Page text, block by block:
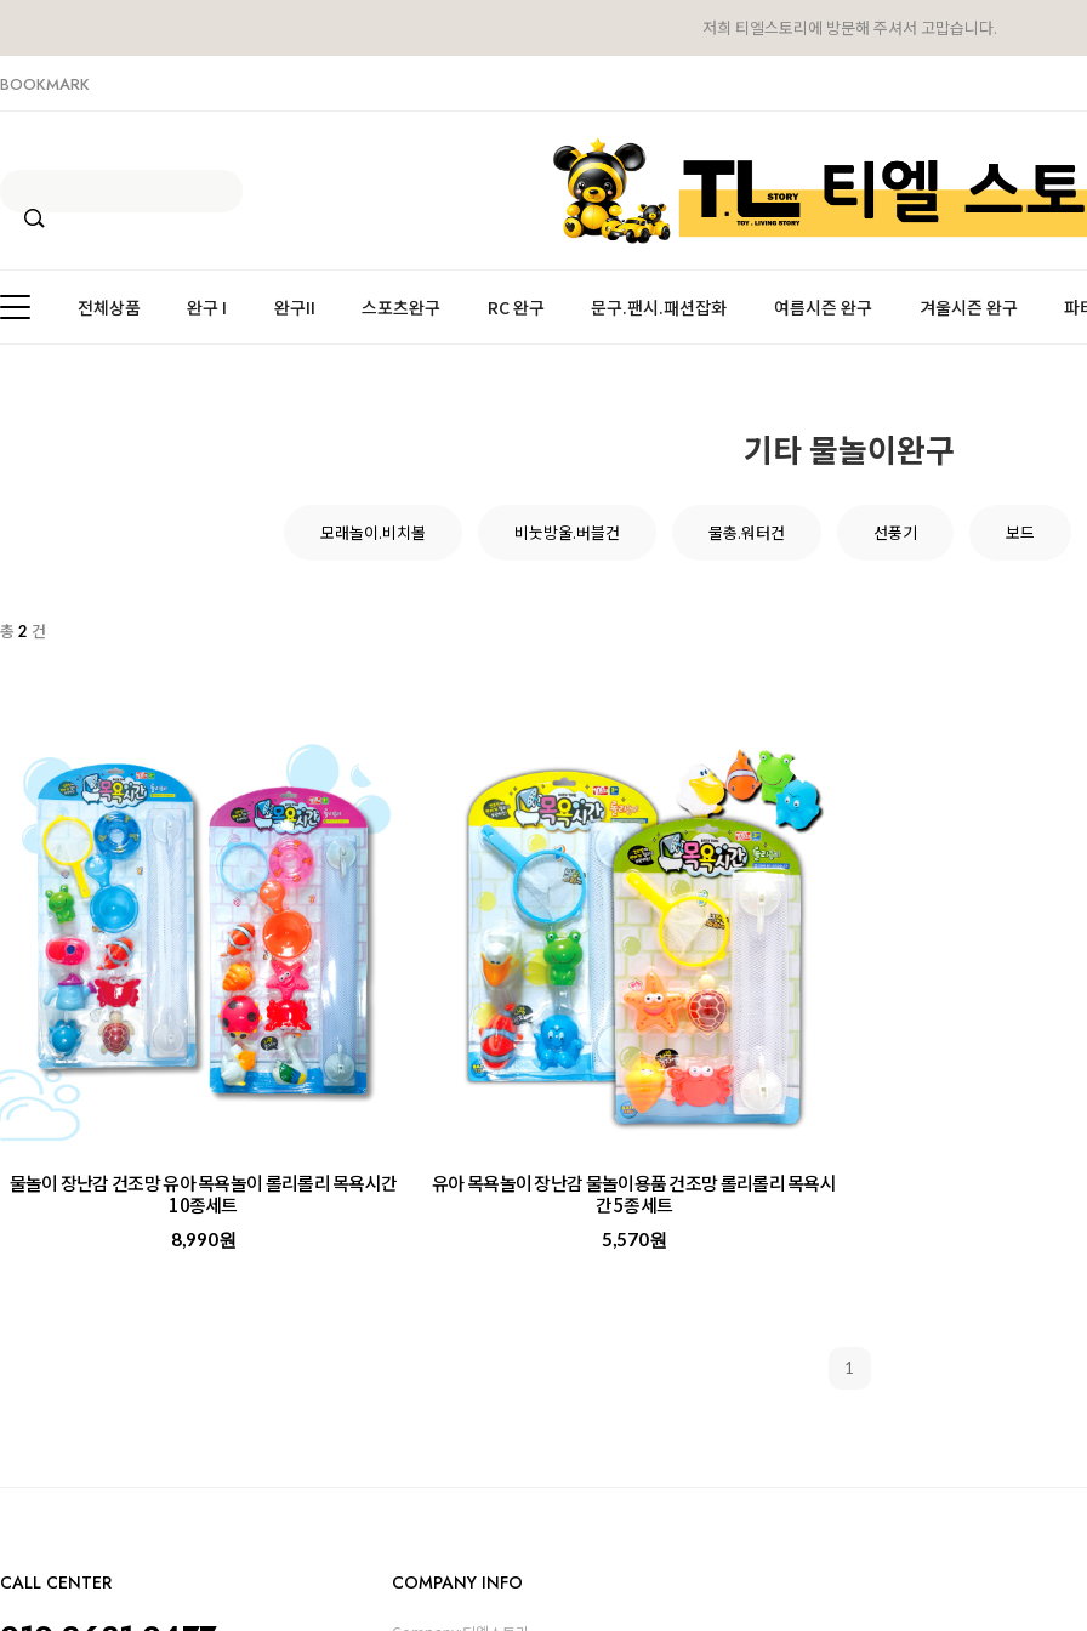
저희 티엘스토리에 방문해 주셔서 고맙습니다.
BOOKMARK
전체상품 완구 I 완구II 스포츠완구 RC 완구 문구.팬시.패션잡화 여름시즌 완구 겨울시즌 완구 파
기타 물놀이완구
모래놀이.비치볼 비눗방울.버블건 물총.워터건 선풍기 보드
총 2 건
물놀이 장난감 건조망 유아 목욕놀이 롤리롤리 목욕시간
10종세트
8,990원
유아 목욕놀이 장난감 물놀이용품 건조망 롤리롤리 목욕시
간 5종세트
5,570원
1
CALL CENTER COMPANY INFO